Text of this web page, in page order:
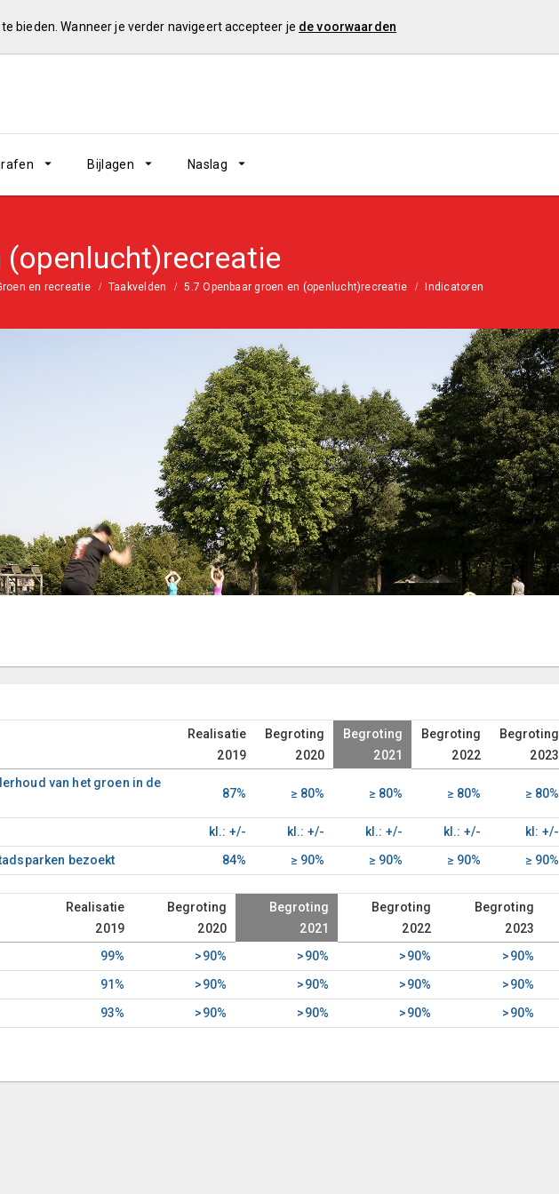
Bijlagen Naslag
(openlucht)recreatie
en recreatie Taakvelden 5.7 Openbaar groen en (openlucht)recreatie Indicatoren
Realisatie
2019
Begroting
2020
Begroting
2021
Begroting
2022
Begroting
2023
van het groen in de
87% ≥ 80% ≥ 80% ≥ 80% ≥ 80%
kl.: +/- kl.: +/- kl.: +/- kl.: +/- kl: +/-
bezoekt
84% ≥ 90% ≥ 90% ≥ 90% ≥ 90%
Realisatie
2019
Begroting
2020
Begroting
2021
Begroting
2022
Begroting
2023
99% >90% >90% >90% >90%
91% >90% >90% >90% >90%
93% >90% >90% >90% >90%
bieden. Wanneer je verder navigeert accepteer je de voorwaarden